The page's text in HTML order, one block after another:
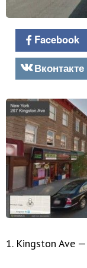
Facebook
Вконтакте
1. Kingston Ave